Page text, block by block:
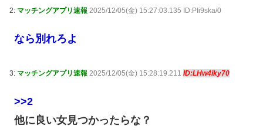
2: マッチングアプリ速報 2025/12/05(金) 15:27:03.135 ID:PIi9ska/0
なら別れろよ
3: マッチングアプリ速報 2025/12/05(金) 15:28:19.211 ID:LHw4iky70
>>2
他に良い女見つかったらな？